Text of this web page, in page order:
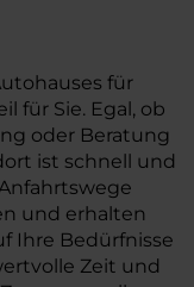
für
für Sie. Egal, ob
oder Beratung
ist schnell und
und erhalten
Ihre Bedürfnisse
Zeit und